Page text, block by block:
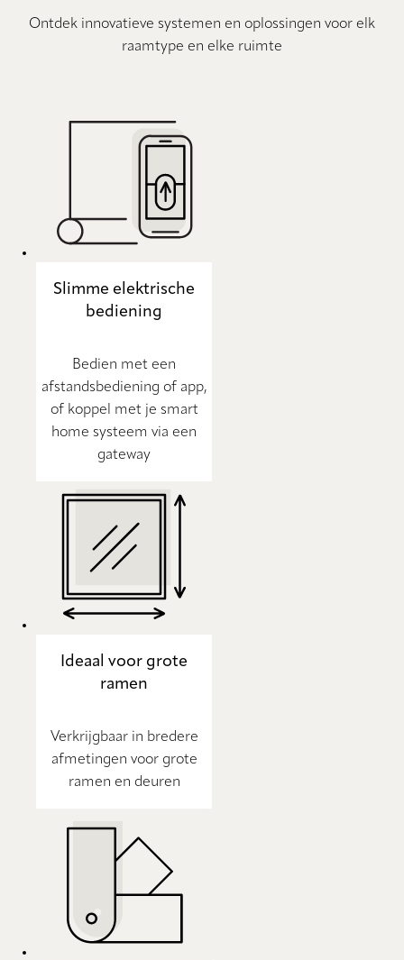
Ontdek innovatieve systemen en oplossingen voor elk
raamtype en elke ruimte
Slimme elektrische
bediening
Bedien met een
afstandsbediening of app,
of koppel met je smart
home systeem via een
gateway
Ideaal voor grote
ramen
Verkrijgbaar in bredere
afmetingen voor grote
ramen en deuren